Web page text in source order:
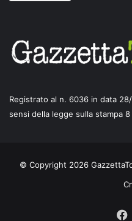
Registrato al n. 6036 in data
sensi della legge sulla stampa
© Copyright 2026